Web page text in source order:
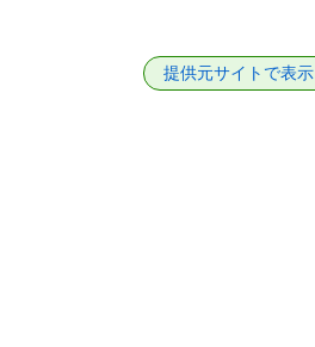
提供元サイトで表示